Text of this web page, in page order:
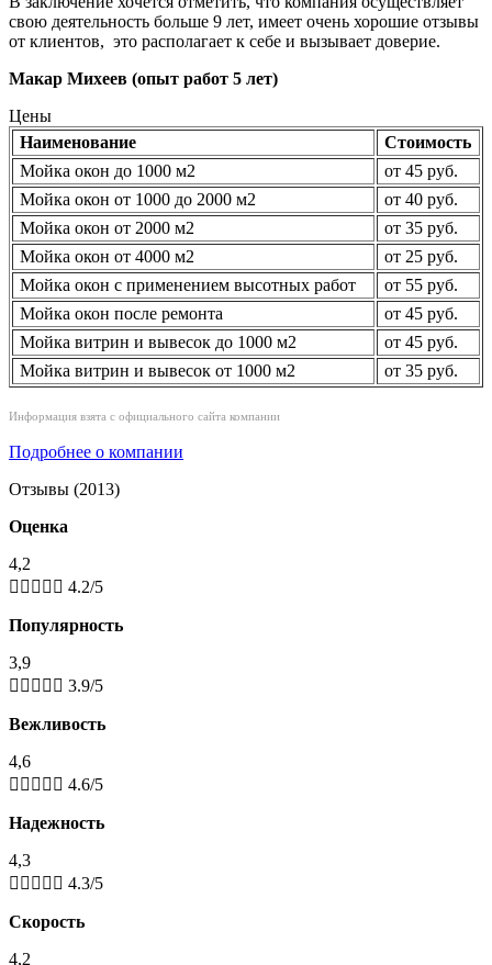
свою деятельность больше 9 лет, имеет очень хорошие отзывы
от клиентов, это располагает к себе и вызывает доверие.
Макар Михеев (опыт работ 5 лет)
Цены
Наименование
Стоимость
Мойка окон до 1000 м2
от 45 руб.
Мойка окон от 1000 до 2000 м2
от 40 руб.
Мойка окон от 2000 м2
от 35 руб.
Мойка окон от 4000 м2
от 25 руб.
Мойка окон с применением высотных работ
от 55 руб.
Мойка окон после ремонта
от 45 руб.
Мойка витрин и вывесок до 1000 м2
от 45 руб.
Мойка витрин и вывесок от 1000 м2
от 35 руб.
Информация взята с официального сайта компании
Подробнее о компании
Отзывы (2013)
Оценка
4,2
     4.2/5
Популярность
3,9
     3.9/5
Вежливость
4,6
     4.6/5
Надежность
4,3
     4.3/5
Скорость
4,2